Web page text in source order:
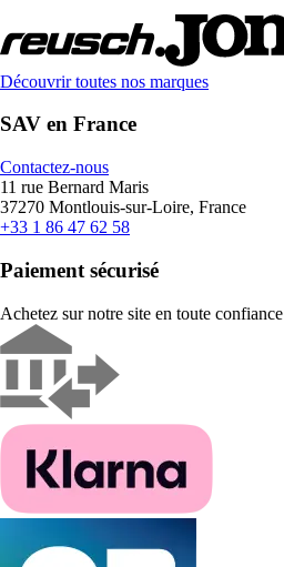
Découvrir toutes nos marques
SAV en France
Contactez-nous
11 rue Bernard Maris
37270 Montlouis-sur-Loire, France
+33 1 86 47 62 58
Paiement sécurisé
Achetez sur notre site en toute confiance